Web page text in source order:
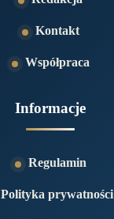
Kontakt
Współpraca
Informacje
Regulamin
Polityka prywatności